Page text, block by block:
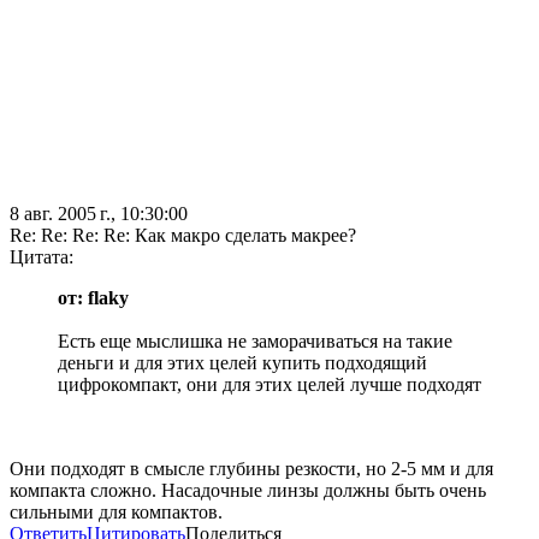
8 авг. 2005 г., 10:30:00
Re: Re: Re: Re: Как макро сделать макрее?
Цитата:
от: flaky
Есть еще мыслишка не заморачиваться на такие
деньги и для этих целей купить подходящий
цифрокомпакт, они для этих целей лучше подходят
Они подходят в смысле глубины резкости, но 2-5 мм и для
компакта сложно. Насадочные линзы должны быть очень
сильными для компактов.
ОтветитьЦитироватьПоделиться